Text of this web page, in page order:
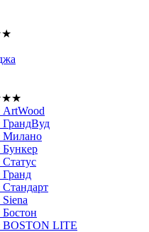
Милано
LITE